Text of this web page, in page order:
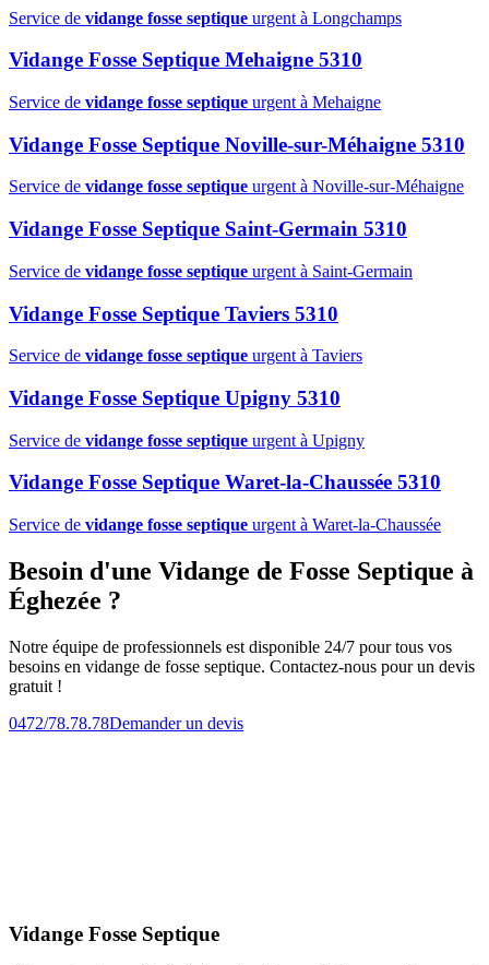
Service de vidange fosse septique urgent à Longchamps
Vidange Fosse Septique Mehaigne 5310
Service de vidange fosse septique urgent à Mehaigne
Vidange Fosse Septique Noville-sur-Méhaigne 5310
Service de vidange fosse septique urgent à Noville-sur-Méhaigne
Vidange Fosse Septique Saint-Germain 5310
Service de vidange fosse septique urgent à Saint-Germain
Vidange Fosse Septique Taviers 5310
Service de vidange fosse septique urgent à Taviers
Vidange Fosse Septique Upigny 5310
Service de vidange fosse septique urgent à Upigny
Vidange Fosse Septique Waret-la-Chaussée 5310
Service de vidange fosse septique urgent à Waret-la-Chaussée
Besoin d'une Vidange de Fosse Septique à
Éghezée ?
Notre équipe de professionnels est disponible 24/7 pour tous vos
besoins en vidange de fosse septique. Contactez-nous pour un devis
gratuit !
0472/78.78.78Demander un devis
Vidange Fosse Septique